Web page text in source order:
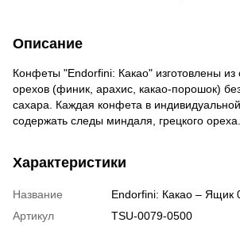
Описание
Конфеты "Endorfini: Какао" изготовлены из
орехов (финик, арахис, какао-порошок)
сахара. Каждая конфета в
содержать следы миндаля, грецкого ореха.
Характеристики
Название
Endorfini: Какао – Ящик
Артикул
TSU-0079-0500